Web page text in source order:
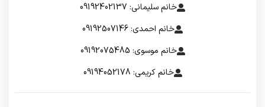
خانم سلیمانی: 09192402137
خانم احمدی: 09192507146
خانم موسوی: 09192075485
خانم کریمی: 09194052178